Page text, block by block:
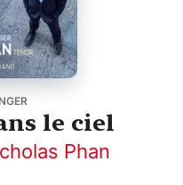
le ciel
Phan